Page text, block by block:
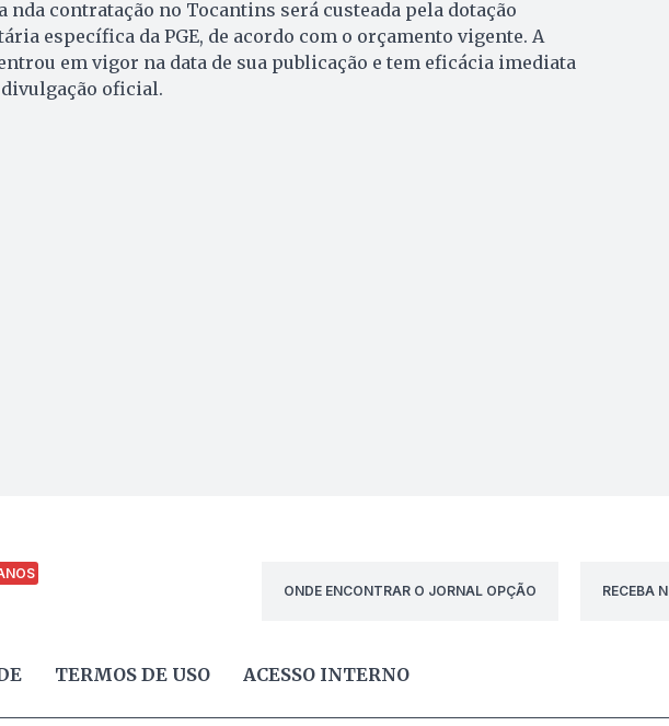
nda contratação no Tocantins será custeada pela dotação
específica da PGE, de acordo com o orçamento vigente. A
em vigor na data de sua publicação e tem eficácia imediata
divulgação oficial.
ONDE ENCONTRAR O JORNAL OPÇÃO
RECEBA
TERMOS DE USO ACESSO INTERNO